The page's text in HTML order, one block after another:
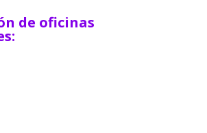
de oficinas